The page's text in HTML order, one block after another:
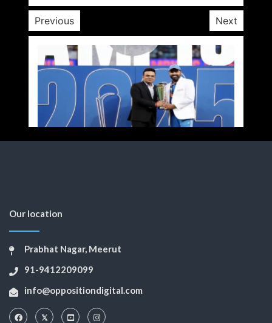
Previous Next
Our location
Prabhat Nagar, Meerut
91-9412209099
info@oppositiondigital.com